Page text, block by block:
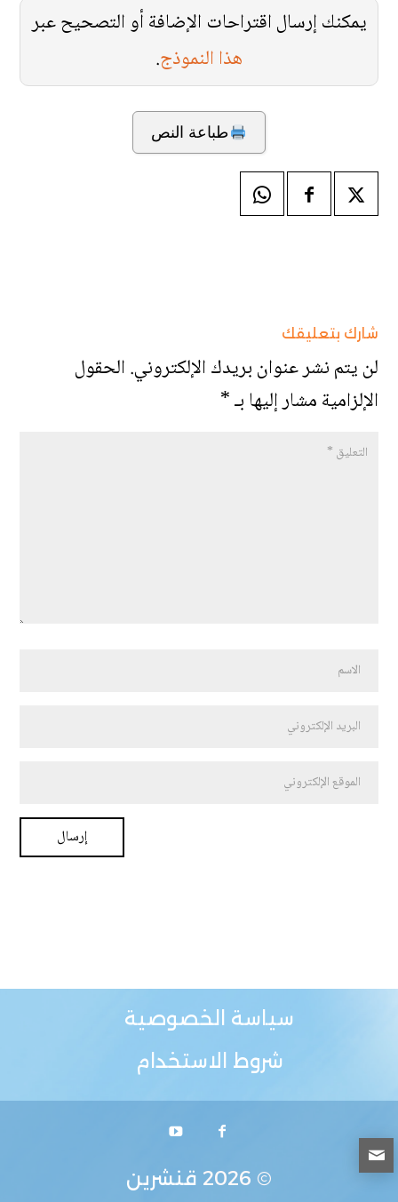
يمكنك إرسال اقتراحات الإضافة أو التصحيح عبر
هذا النموذج.
طباعة النص
شارك بتعليقك
لن يتم نشر عنوان بريدك الإلكتروني.الحقول
الإلزامية مشار إليها بـ*
سياسة الخصوصية
شروط الاستخدام
© 2026 قنشرين